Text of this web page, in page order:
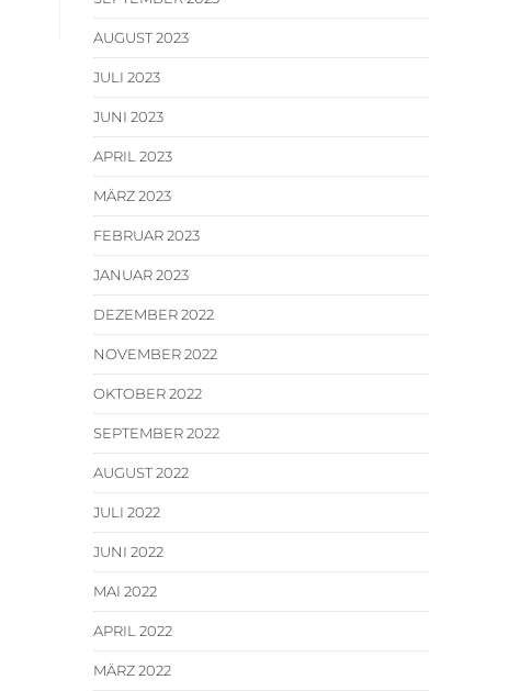
AUGUST 2023
JULI 2023
JUNI 2023
APRIL 2023
MÄRZ 2023
FEBRUAR 2023
JANUAR 2023
DEZEMBER 2022
NOVEMBER 2022
OKTOBER 2022
SEPTEMBER 2022
AUGUST 2022
JULI 2022
JUNI 2022
MAI 2022
APRIL 2022
MÄRZ 2022